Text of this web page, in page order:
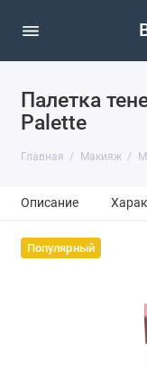
Палетка
Palette
Главная Макияж
Описание
Популярный